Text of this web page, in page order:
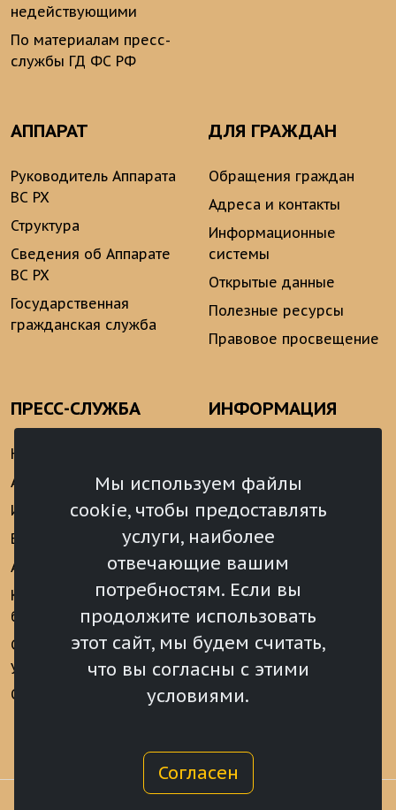
Мы используем файлы
cookie, чтобы предоставлять
услуги, наиболее
отвечающие вашим
потребностям. Если вы
продолжите использовать
этот сайт, мы будем считать,
что вы согласны с этими
условиями.
Согласен
недействующими
По материалам пресс-
службы ГД ФС РФ
АППАРАТ
Руководитель Аппарата
ВС РХ
Структура
Сведения об Аппарате
ВС РХ
Государственная
гражданская служба
ДЛЯ ГРАЖДАН
Обращения граждан
Адреса и контакты
Информационные
системы
Открытые данные
Полезные ресурсы
Правовое просвещение
ПРЕСС-СЛУЖБА
Новости
Анонсы
Интервью
Видеоматериалы
Аккредитация
Конкурс «Хрустальный
барс»
Сведения о СМИ
учрежденных ВС РХ
Опросы и голосования
ИНФОРМАЦИЯ
аналитические
материалы
Реализация Послания
Президента РФ
Федеральному
Собранию РФ
Местное
самоуправление
Финансы
Награды